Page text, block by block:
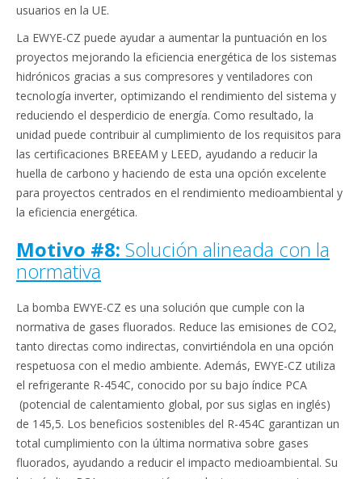
usuarios en la UE.
La EWYE-CZ puede ayudar a aumentar la puntuación en los
proyectos mejorando la eficiencia energética de los sistemas
hidrónicos gracias a sus compresores y ventiladores con
tecnología inverter, optimizando el rendimiento del sistema y
reduciendo el desperdicio de energía. Como resultado, la
unidad puede contribuir al cumplimiento de los requisitos para
las certificaciones BREEAM y LEED, ayudando a reducir la
huella de carbono y haciendo de esta una opción excelente
para proyectos centrados en el rendimiento medioambiental y
la eficiencia energética.
Motivo #8: Solución alineada con la
normativa
La bomba EWYE-CZ es una solución que cumple con la
normativa de gases fluorados. Reduce las emisiones de CO2,
tanto directas como indirectas, convirtiéndola en una opción
respetuosa con el medio ambiente. Además, EWYE-CZ utiliza
el refrigerante R-454C, conocido por su bajo índice PCA
(potencial de calentamiento global, por sus siglas en inglés)
de 145,5. Los beneficios sostenibles del R-454C garantizan un
total cumplimiento con la última normativa sobre gases
fluorados, ayudando a reducir el impacto medioambiental. Su